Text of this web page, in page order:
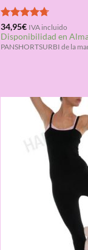
Valorado
con4.67
de 5
34,95€ IVA incluido
Disponibilidad en
PANSHORTSURBI de la